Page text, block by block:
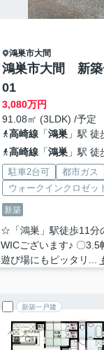
鴻巣市大間
鴻巣市大間 新
01
3,080万円
91.08㎡ (3LDK) /予定
高崎線「鴻巣」駅 徒
高崎線「鴻巣」駅 徒
駐車2台可 都市ガス
ウォークインクロゼッ
新築
☆「鴻巣」駅徒歩11分
WICございます♪ 〇3.5
遊び場にもピッタリ...
新築一戸建